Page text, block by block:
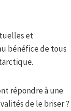
et
bénéfice de tous
répondre à une
de le briser ?